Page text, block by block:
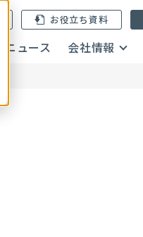
お役立ち資料
ニュース 会社情報